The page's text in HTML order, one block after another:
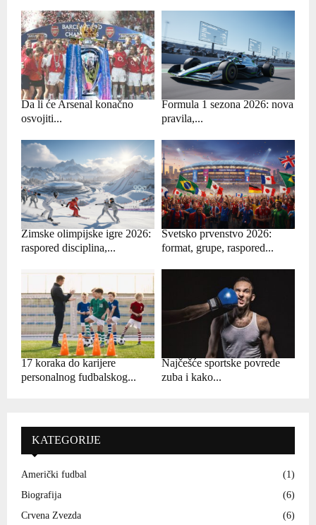
Da li će Arsenal konačno
osvojiti...
Formula 1 sezona 2026: nova
pravila,...
Zimske olimpijske igre 2026:
raspored disciplina,...
Svetsko prvenstvo 2026:
format, grupe, raspored...
17 koraka do karijere
personalnog fudbalskog...
Najčešće sportske povrede
zuba i kako...
KATEGORIJE
Američki fudbal
(1)
Biografija
(6)
Crvena Zvezda
(6)